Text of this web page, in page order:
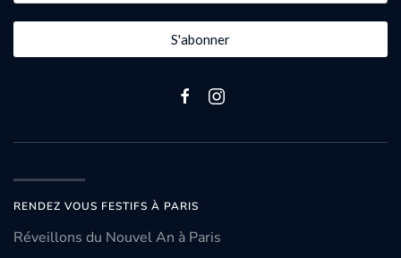
S'abonner
RENDEZ VOUS FESTIFS À PARIS
Réveillons du Nouvel An à Paris